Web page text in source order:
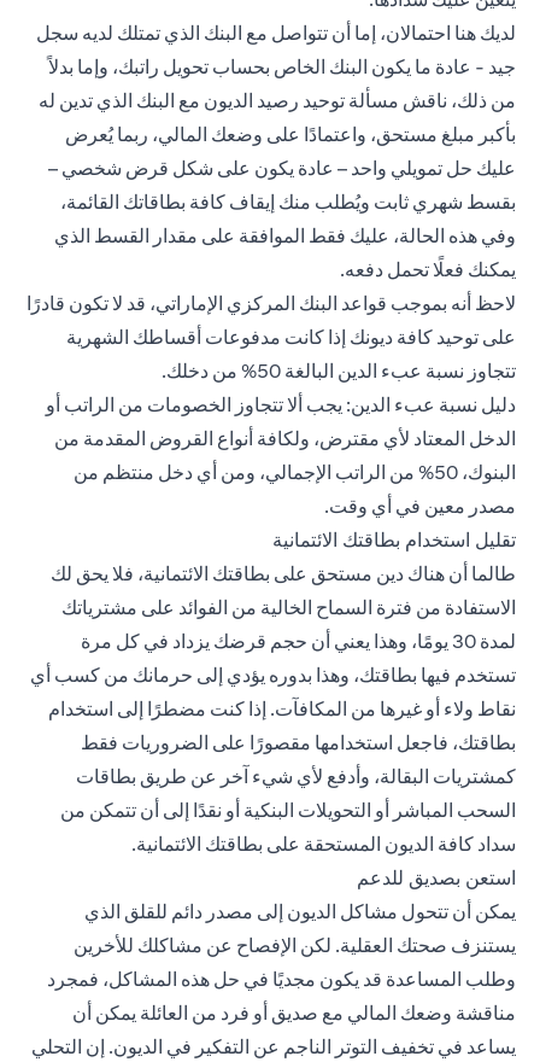
لديك هنا احتمالان، إما أن تتواصل مع البنك الذي تمتلك لديه سجل
جيد - عادة ما يكون البنك الخاص بحساب تحويل راتبك، وإما بدلاً
من ذلك، ناقش مسألة توحيد رصيد الديون مع البنك الذي تدين له
بأكبر مبلغ مستحق، واعتمادًا على وضعك المالي، ربما يُعرض
عليك حل تمويلي واحد – عادة يكون على شكل قرض شخصي –
بقسط شهري ثابت ويُطلب منك إيقاف كافة بطاقاتك القائمة،
وفي هذه الحالة، عليك فقط الموافقة على مقدار القسط الذي
يمكنك فعلًا تحمل دفعه.
لاحظ أنه بموجب قواعد البنك المركزي الإماراتي، قد لا تكون قادرًا
على توحيد كافة ديونك إذا كانت مدفوعات أقساطك الشهرية
تتجاوز نسبة عبء الدين البالغة 50% من دخلك.
دليل نسبة عبء الدين: يجب ألا تتجاوز الخصومات من الراتب أو
الدخل المعتاد لأي مقترض، ولكافة أنواع القروض المقدمة من
البنوك، 50% من الراتب الإجمالي، ومن أي دخل منتظم من
مصدر معين في أي وقت.
تقليل استخدام بطاقتك الائتمانية
طالما أن هناك دين مستحق على بطاقتك الائتمانية، فلا يحق لك
الاستفادة من فترة السماح الخالية من الفوائد على مشترياتك
لمدة 30 يومًا، وهذا يعني أن حجم قرضك يزداد في كل مرة
تستخدم فيها بطاقتك، وهذا بدوره يؤدي إلى حرمانك من كسب أي
نقاط ولاء أو غيرها من المكافآت. إذا كنت مضطرًا إلى استخدام
بطاقتك، فاجعل استخدامها مقصورًا على الضروريات فقط
كمشتريات البقالة، وأدفع لأي شيء آخر عن طريق بطاقات
السحب المباشر أو التحويلات البنكية أو نقدًا إلى أن تتمكن من
سداد كافة الديون المستحقة على بطاقتك الائتمانية.
استعن بصديق للدعم
يمكن أن تتحول مشاكل الديون إلى مصدر دائم للقلق الذي
يستنزف صحتك العقلية. لكن الإفصاح عن مشاكلك للأخرين
وطلب المساعدة قد يكون مجديًا في حل هذه المشاكل، فمجرد
مناقشة وضعك المالي مع صديق أو فرد من العائلة يمكن أن
يساعد في تخفيف التوتر الناجم عن التفكير في الديون. إن التحلي